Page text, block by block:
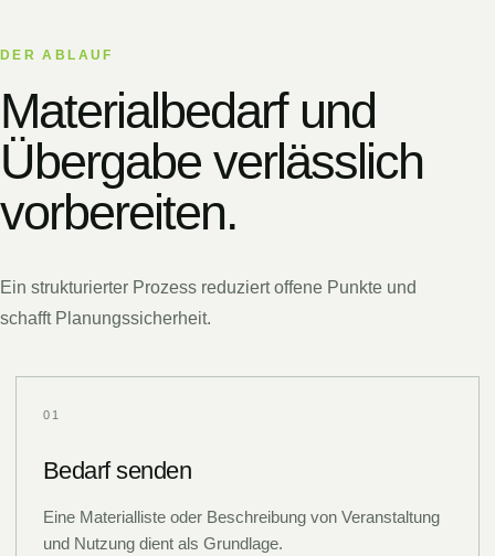
DER ABLAUF
Materialbedarf und
Übergabe verlässlich
vorbereiten.
Ein strukturierter Prozess reduziert offene Punkte und
schafft Planungssicherheit.
0 1
Bedarf senden
Eine Materialliste oder Beschreibung von Veranstaltung
und Nutzung dient als Grundlage.